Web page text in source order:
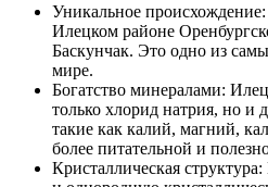
Уникальное
Илецком районе
Баскунчак. Это одно из
мире.
Богатство минералами:
только хлорид натрия, но и
такие как калий, магний,
более питательной и
Кристаллическая